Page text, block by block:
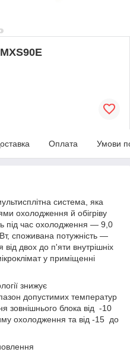
Оплата Умови
система, яка
охолодження й обігріву
під час охолодження — 9,0
споживана потужність —
двох до п'яти внутрішніх
у приміщенні
знижує
допустимих температур
зовнішнього блока від -10
охолодження та від -15 до